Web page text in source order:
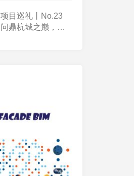
项目巡礼丨No.23
问鼎杭城之巅，见